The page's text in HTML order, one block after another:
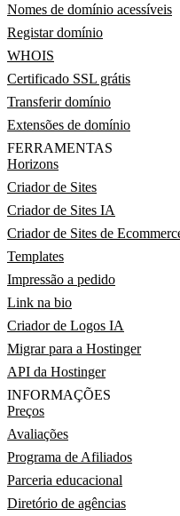
Nomes de domínio acessíveis
Registar domínio
WHOIS
Certificado SSL grátis
Transferir domínio
Extensões de domínio
FERRAMENTAS
Horizons
Criador de Sites
Criador de Sites IA
Criador de Sites de
Templates
Impressão a pedido
Link na bio
Criador de Logos IA
Migrar para a Hostinger
API da Hostinger
INFORMAÇÕES
Preços
Avaliações
Programa de Afiliados
Parceria educacional
Diretório de agências